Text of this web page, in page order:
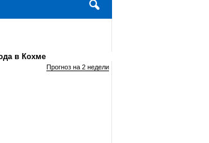
в Кохме
Прогноз на 2 недели